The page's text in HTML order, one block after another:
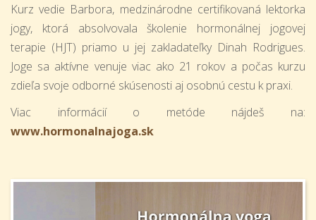
Kurz vedie Barbora, medzinárodne certifikovaná lektorka
jogy, ktorá absolvovala školenie hormonálnej jogovej
terapie (HJT) priamo u jej zakladateľky Dinah Rodrigues.
Joge sa aktívne venuje viac ako 21 rokov a počas kurzu
zdieľa svoje odborné skúsenosti aj osobnú cestu k praxi.
Viac informácií o metóde nájdeš na:
www.hormonalnajoga.sk